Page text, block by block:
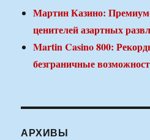
Мартин Казино:
ценителей азартных
Martin Casino 800:
безграничные
АРХИВЫ